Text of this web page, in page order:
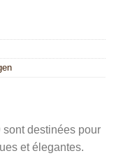
sont destinées pour
et élegantes.